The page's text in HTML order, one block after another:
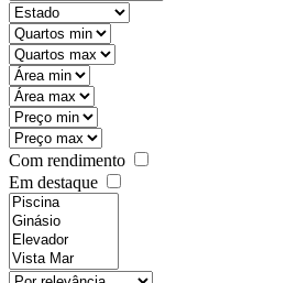
state
mintypo
maxtypo
minarea
maxarea
minprice
maxprice
Com rendimento
Em destaque
features